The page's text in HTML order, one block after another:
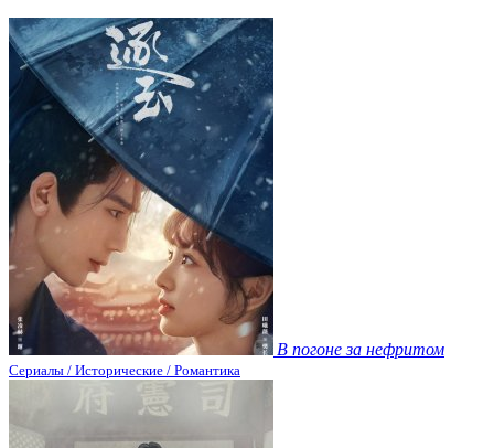
В погоне за нефритом
Сериалы / Исторические / Романтика